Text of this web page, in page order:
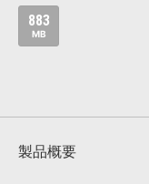
APS
883
MB
製品概要